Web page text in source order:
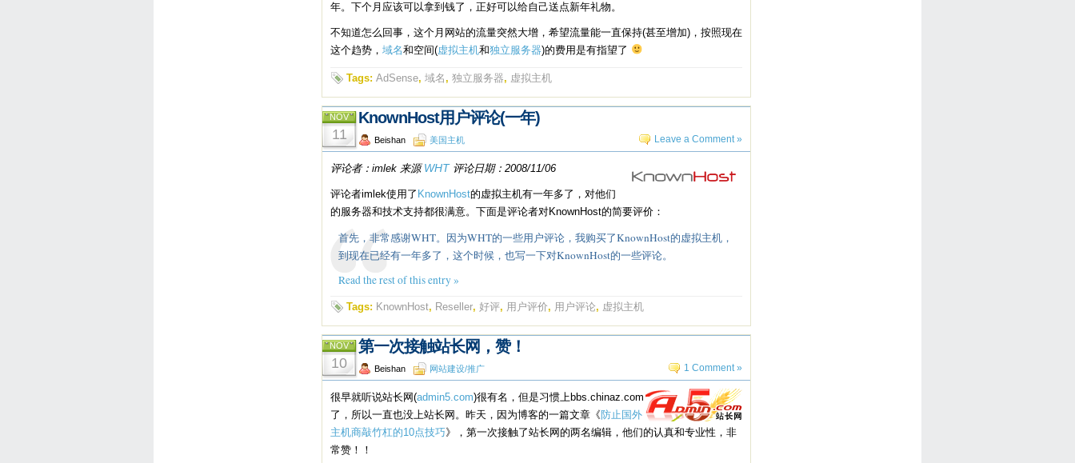
年。下个月应该可以拿到钱了，正好可以给自己送点新年礼物。
不知道怎么回事，这个月网站的流量突然大增，希望流量能一直保持(甚至增加)，按照现在
这个趋势， 域名和空间(虚拟主机和独立服务器)的费用是有指望了
Tags: AdSense, 域名, 独立服务器, 虚拟主机
NOV
11
KnownHost用户评论(一年)
Beishan 美国主机 Leave a Comment »
评论者：imlek 来源WHT评论日期：2008/11/06
评论者imlek使用了 KnownHost的虚拟主机有一年多了，对他们
的服务器和技术支持都很满意。下面是评论者对KnownHost的简要评价：
首先，非常感谢WHT。因为WHT的一些用户评论，我购买了KnownHost的虚拟主机，
到现在已经有一年多了，这个时候，也写一下对KnownHost的一些评论。
Read the rest of this entry »
Tags: KnownHost, Reseller, 好评, 用户评价, 用户评论, 虚拟主机
NOV
10
第一次接触站长网，赞！
Beishan 网站建设/推广 1 Comment »
很早就听说站长网(admin5.com)很有名，但是习惯上bbs.chinaz.com
了，所以一直也没上站长网。昨天，因为博客的一篇文章《防止国外
主机商敲竹杠的10点技巧》，第一次接触了站长网的两名编辑，他们的认真和专业性，非
常赞！！